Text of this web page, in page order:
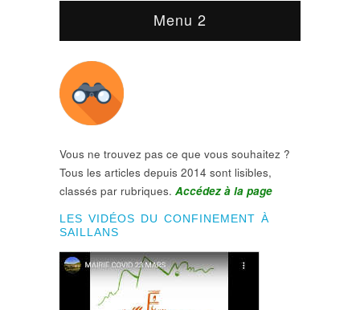
Menu 2
Vous ne trouvez pas ce que vous souhaitez ?
Tous les articles depuis 2014 sont lisibles,
classés par rubriques. Accédez à la page
LES VIDÉOS DU CONFINEMENT À
SAILLANS